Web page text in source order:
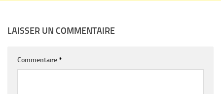
LAISSER UN COMMENTAIRE
Commentaire*